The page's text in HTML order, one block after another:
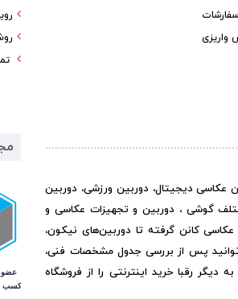
عکاسی دیجیتال، دوربین ورزشی، دوربین
گوشی ، دوربین و تجهیزات عکاسی و
کانن گرفته تا دوربین‌های نیکون،
پس از بررسی جدول مشخصات فنی،
رقبا خرید اینترنتی را از فروشگاه